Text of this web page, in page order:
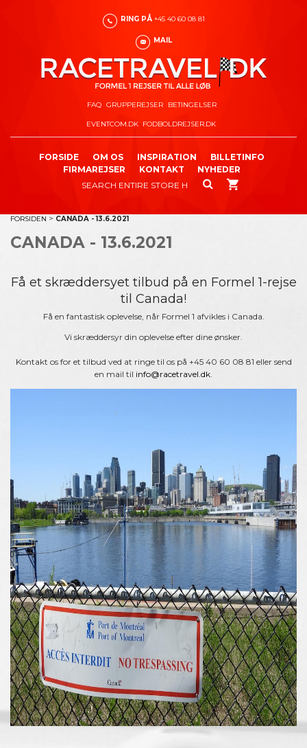
RING PÅ +45 40 60 08 81
MAIL
FAQ GRUPPEREJSER BETINGELSER
EVENTCOM.DK FODBOLDREJSER.DK
FORSIDE OM OS INSPIRATION
BILLETINFO
FIRMAREJSER
KONTAKT NYHEDER
FORSIDEN > CANADA - 13.6.2021
CANADA - 13.6.2021
Få et skræddersyet tilbud på en Formel 1-rejse
til Canada!
Få en fantastisk oplevelse, når Formel 1 afvikles i Canada.
Vi skræddersyr din oplevelse efter dine ønsker.
Kontakt os for et tilbud ved at ringe til os på +45 40 60 08 81 eller send
en mail til info@racetravel.dk.